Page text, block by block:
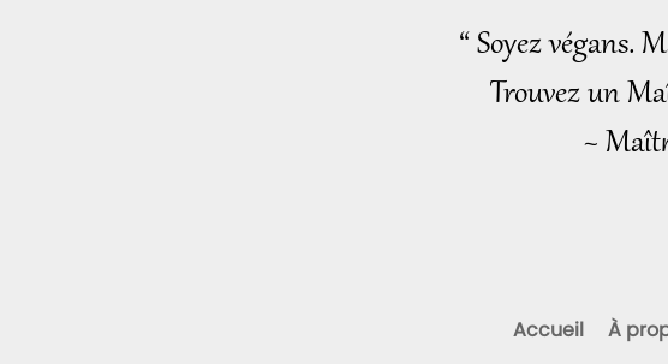
“ Soyez végans.
Trouvez un
~
Accueil À